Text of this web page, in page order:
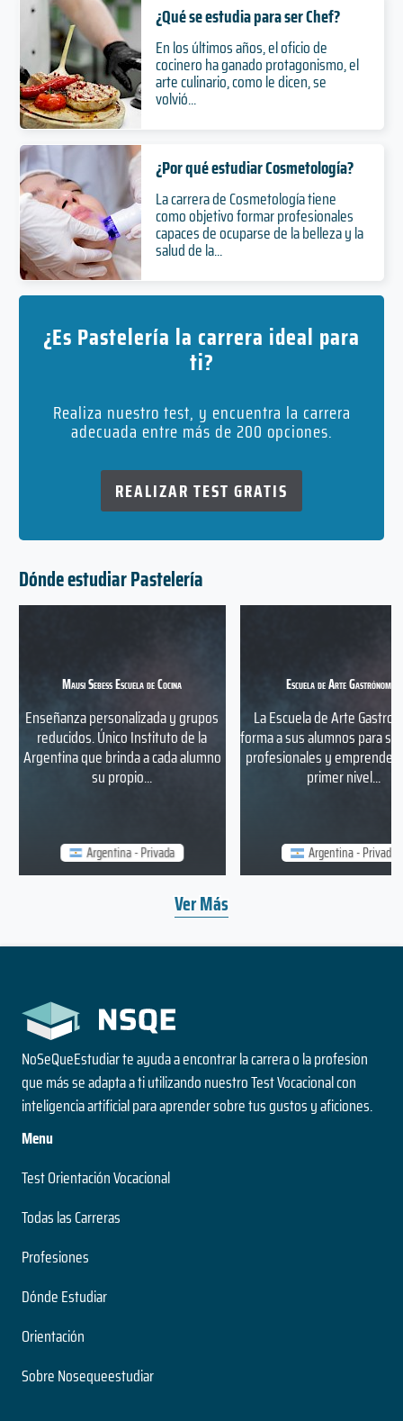
¿Qué se estudia para ser Chef?
En los últimos años, el oficio de
cocinero ha ganado protagonismo, el
arte culinario, como le dicen, se
volvió...
¿Por qué estudiar Cosmetología?
La carrera de Cosmetología tiene
como objetivo formar profesionales
capaces de ocuparse de la belleza y la
salud de la...
¿Es Pastelería la carrera ideal para
ti?
Realiza nuestro test, y encuentra la carrera
adecuada entre más de 200 opciones.
REALIZAR TEST GRATIS
Dónde estudiar Pastelería
Argentina - Privada
Mausi Sebess Escuela de Cocina
Enseñanza personalizada y grupos
reducidos. Único Instituto de la
Argentina que brinda a cada alumno
su propio...
Argentina - Privada
Escuela de Arte Gastrónomico
La Escuela de Arte
forma a sus alumnos para
profesionales y
primer nivel...
Ver Más
NoSeQueEstudiar te ayuda a encontrar la carrera o la profesion
que más se adapta a ti utilizando nuestro Test Vocacional con
inteligencia artificial para aprender sobre tus gustos y aficiones.
Menu
Test Orientación Vocacional
Todas las Carreras
Profesiones
Dónde Estudiar
Orientación
Sobre Nosequeestudiar